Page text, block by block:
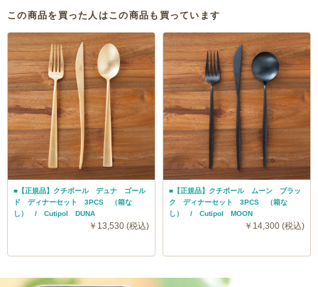
この商品を買った人はこの商品も買っています
■【正規品】クチポール デュナ ゴール
ド ディナーセット 3PCS （箱な
し） / Cutipol DUNA
￥13,530 (税込)
■【正規品】クチポール ムーン ブラッ
ク ディナーセット 3PCS （箱な
し） / Cutipol MOON
￥14,300 (税込)